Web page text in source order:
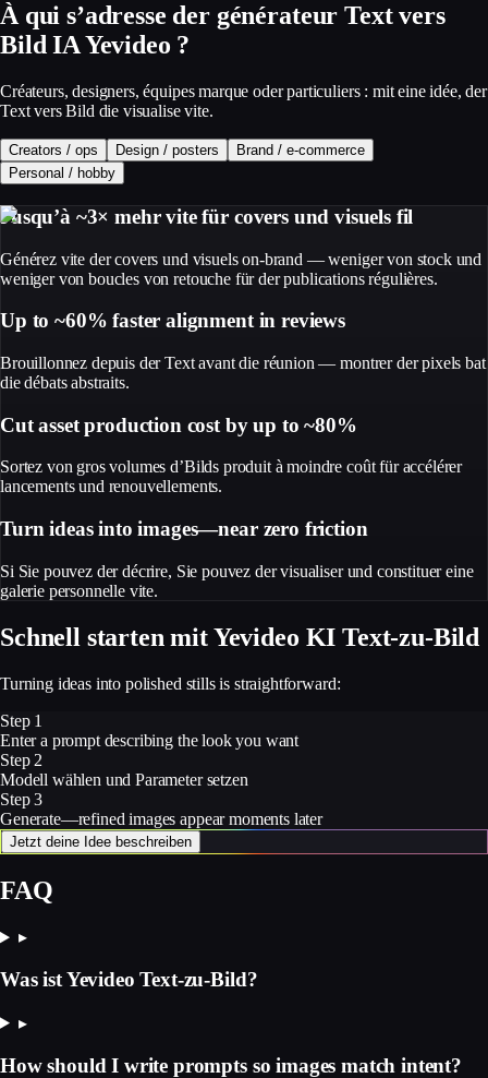
À qui s’adresse der générateur Text vers
Bild IA Yevideo ?
Créateurs, designers, équipes marque oder particuliers : mit eine idée, der
Text vers Bild die visualise vite.
Creators / ops Design / posters
Brand / e‑commerce
Personal / hobby
Jusqu’à ~3× mehr vite für covers und visuels fil
Générez vite der covers und visuels on-brand — weniger von stock und
weniger von boucles von retouche für der publications régulières.
Up to ~60% faster alignment in reviews
Brouillonnez depuis der Text avant die réunion — montrer der pixels bat
die débats abstraits.
Cut asset production cost by up to ~80%
Sortez von gros volumes d’Bilds produit à moindre coût für accélérer
lancements und renouvellements.
Turn ideas into images—near zero friction
Si Sie pouvez der décrire, Sie pouvez der visualiser und constituer eine
galerie personnelle vite.
Schnell starten mit Yevideo KI Text-zu-Bild
Turning ideas into polished stills is straightforward:
Step 1
Enter a prompt describing the look you want
Step 2
Modell wählen und Parameter setzen
Step 3
Generate—refined images appear moments later
Jetzt deine Idee beschreiben
FAQ
▸
Was ist Yevideo Text-zu-Bild?
▸
How should I write prompts so images match intent?